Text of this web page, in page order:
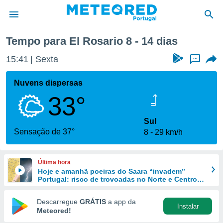
da
foi
fornecidas
a este
das
e
forma
digital
Tempo para El Rosario 8 - 14 dias
15:41 Sexta ...
Nuvens dispersas
33°
Sensação de 37°
Sul
8
29 km/h
Última hora
Hoje e amanhã poeiras do Saara “invadem”
Portugal: risco de trovoadas no Norte e Centro
Descarregue GRÁTIS a app da
Meteored!
Instalar